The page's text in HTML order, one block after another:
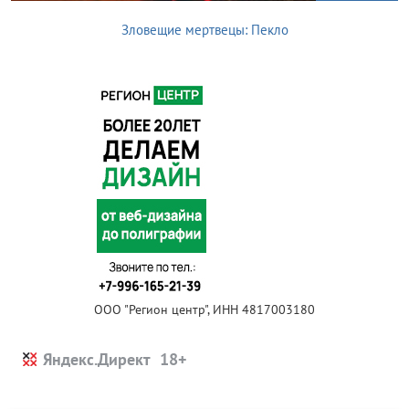
Зловещие мертвецы: Пекло
ООО "Регион центр", ИНН 4817003180
Яндекс.Директ